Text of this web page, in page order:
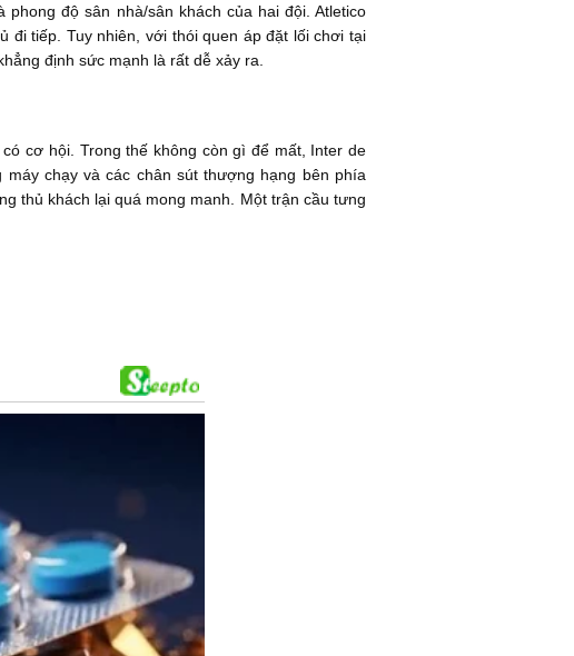
độ sân nhà/sân khách của hai đội. Atletico
đi tiếp. Tuy nhiên, với thói quen áp đặt lối chơi tại
định sức mạnh là rất dễ xảy ra.
cơ hội. Trong thế không còn gì để mất, Inter de
chạy và các chân sút thượng hạng bên phía
thủ khách lại quá mong manh. Một trận cầu tưng